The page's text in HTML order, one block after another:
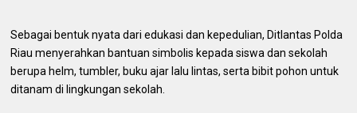
Sebagai bentuk nyata dari edukasi dan kepedulian, Ditlantas Polda
Riau menyerahkan bantuan simbolis kepada siswa dan sekolah
berupa helm, tumbler, buku ajar lalu lintas, serta bibit pohon untuk
ditanam di lingkungan sekolah.